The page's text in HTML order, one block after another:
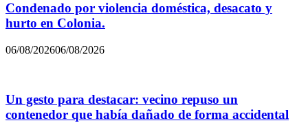
Condenado por violencia doméstica, desacato y
hurto en Colonia.
06/08/202606/08/2026
Un gesto para destacar: vecino repuso un
contenedor que había dañado de forma accidental